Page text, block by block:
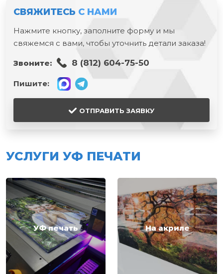
СВЯЖИТЕСЬ С НАМИ
Нажмите кнопку, заполните форму и мы
свяжемся с вами, чтобы уточнить детали заказа!
Звоните: 8 (812) 604-75-50
Пишите:
ОТПРАВИТЬ ЗАЯВКУ
УСЛУГИ УФ ПЕЧАТИ
УФ печать На акриле